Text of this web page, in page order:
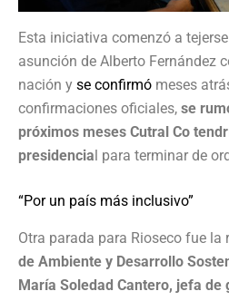
Esta iniciativa comenzó a
asunción de Alberto Fernández
nación y se confirmó meses
confirmaciones oficiales, se
próximos meses Cutral Co
presidencial para terminar de
“Por un país más inclusivo”
Otra parada para Rioseco fue la
de Ambiente y Desarrollo
María Soledad Cantero, jefa de